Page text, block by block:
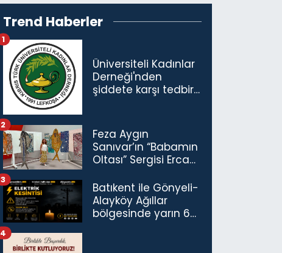
Trend Haberler
Üniversiteli Kadınlar
Derneği'nden
şiddete karşı tedbir
1
Feza Aygın
Sanıvar’ın “Babamın
Oltası” Sergisi Ercan
Açıldı
2
Batıkent ile Gönyeli-
Alayköy Ağıllar
bölgesinde yarın 6
3
4